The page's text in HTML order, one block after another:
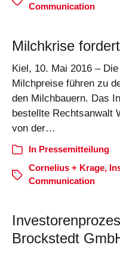
Communication
Milchkrise
Kiel, 10. Mai 2016 –
Milchpreise führen zu
den Milchbauern. Das
bestellte Rechtsanwalt
von der…
In Pressemitteilung
Cornelius + Krage,
Communication
Brockstedt